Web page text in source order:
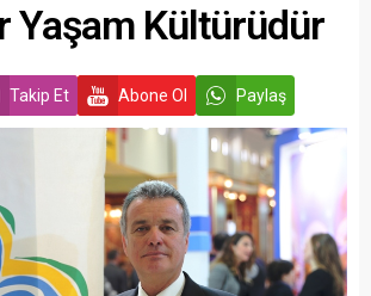
Yaşam Kültürüdür
Takip Et Abone Ol Paylaş